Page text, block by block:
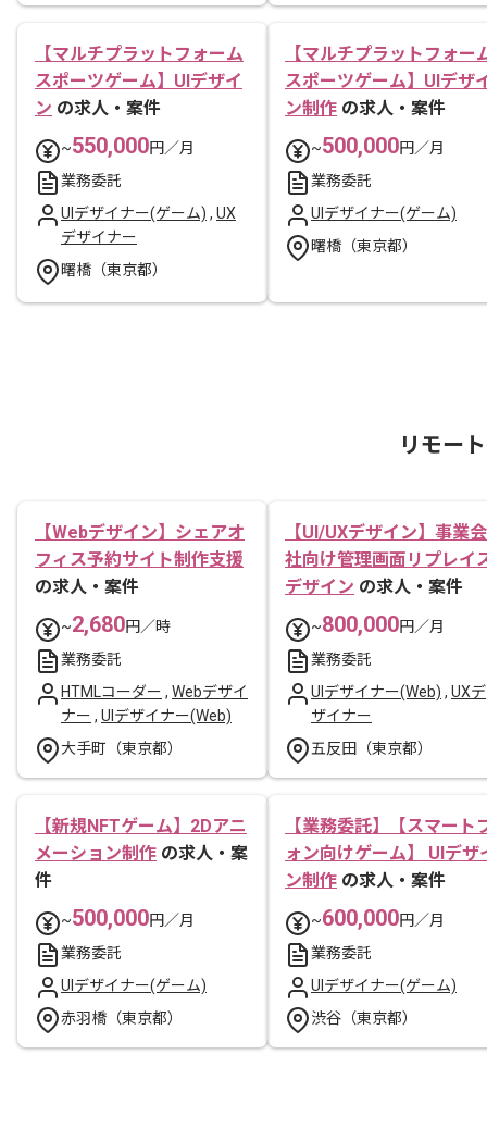
【マルチプラットフォーム
スポーツゲーム】UIデザイ
ン の求人・案件
~550,000円／月
業務委託
UIデザイナー(ゲーム) , UX
デザイナー
曙橋（東京都）
【マルチプラットフォー
スポーツゲーム】UIデザ
ン制作 の求人・案件
~500,000円／月
業務委託
UIデザイナー(ゲーム)
曙橋（東京都）
リモー
【Webデザイン】シェアオ
フィス予約サイト制作支援
の求人・案件
~2,680円／時
業務委託
HTMLコーダー , Webデザイ
ナー , UIデザイナー(Web)
大手町（東京都）
【UI/UXデザイン】事業会
社向け管理画面リプレイ
デザイン の求人・案件
~800,000円／月
業務委託
UIデザイナー(Web) , UXデ
ザイナー
五反田（東京都）
【新規NFTゲーム】2Dアニ
メーション制作 の求人・案
件
~500,000円／月
業務委託
UIデザイナー(ゲーム)
赤羽橋（東京都）
【業務委託】【スマート
ォン向けゲーム】 UIデザ
ン制作 の求人・案件
~600,000円／月
業務委託
UIデザイナー(ゲーム)
渋谷（東京都）